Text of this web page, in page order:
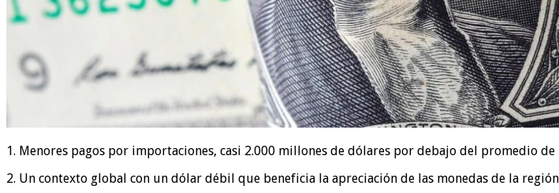
1. Menores pagos por importaciones, casi 2.000 millones de dólares por debajo del promedio
2. Un contexto global con un dólar débil que beneficia la apreciación de las monedas de la